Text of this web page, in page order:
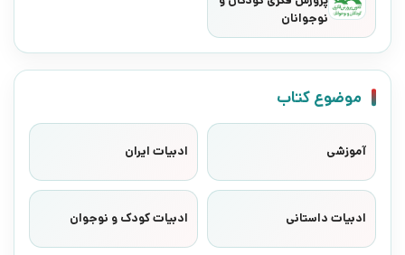
نوجوانان
موضوع کتاب
آموزشی ادبیات ایران
ادبیات داستانی ادبیات کودک و نوجوان